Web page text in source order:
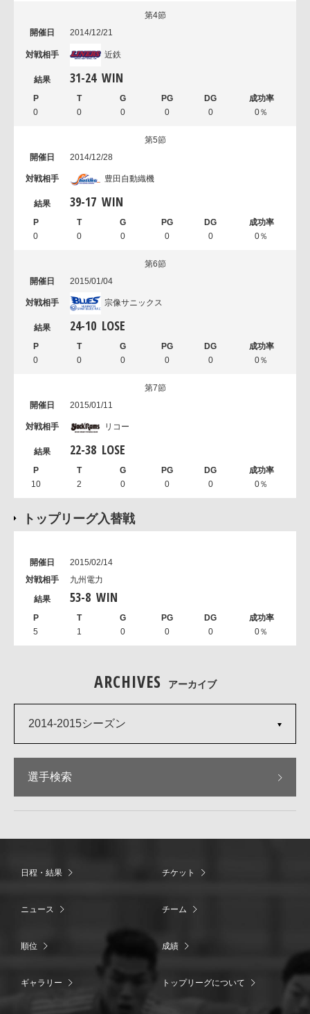
第4節
2014/12/21
近鉄
31-24 WIN
0 0 0 0 0 0％
第5節
2014/12/28
豊田自動織機
39-17 WIN
0 0 0 0 0 0％
第6節
2015/01/04
宗像サニックス
24-10 LOSE
0 0 0 0 0 0％
第7節
2015/01/11
リコー
22-38 LOSE
10 2 0 0 0 0％
トップリーグ入替戦
2015/02/14
九州電力
53-8 WIN
5 1 0 0 0 0％
ARCHIVES アーカイブ
2014-2015シーズン
選手検索
日程・結果 チケット
ニュース チーム
順位 成績
ギャラリー トップリーグについて